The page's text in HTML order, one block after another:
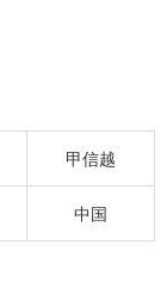
甲信越
中国